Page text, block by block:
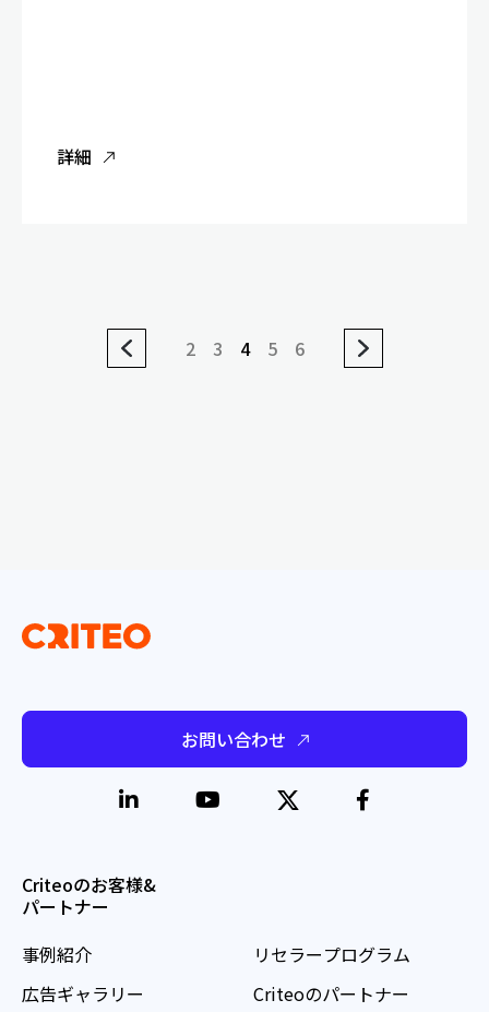
詳細
2 3 4 5 6
お問い合わせ
Criteoのお客様&
パートナー
事例紹介
広告ギャラリー
リセラープログラム
Criteoのパートナー